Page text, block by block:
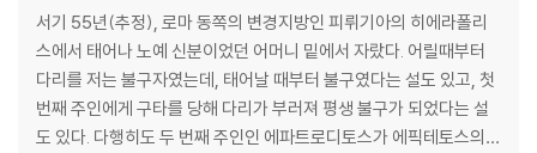
15 ? 내 차례가 될 때까지 차분히 기다리자
16 ? 슬피 우는 사람을 괴롭히는 건 이 사람의 감정이다
17 ? 인생이라는 연극의 배우에 불과함을 기억하자
18 ? 그 어떤 징조도 요긴하게 받아들일 수 있음을 알자
19 ? 누구를 부러워하거나 시기를 할 필요가 없다
서기 55년(추정), 로마 동쪽의 변경지방인 피뤼기아의 히에라폴리
스에서 태어나 노예 신분이었던 어머니 밑에서 자랐다. 어릴때부터
다리를 저는 불구자였는데, 태어날 때부터 불구였다는 설도 있고, 첫
번째 주인에게 구타를 당해 다리가 부러져 평생 불구가 되었다는 설
도 있다. 다행히도 두 번째 주인인 에파트로디토스가 에픽테토스의